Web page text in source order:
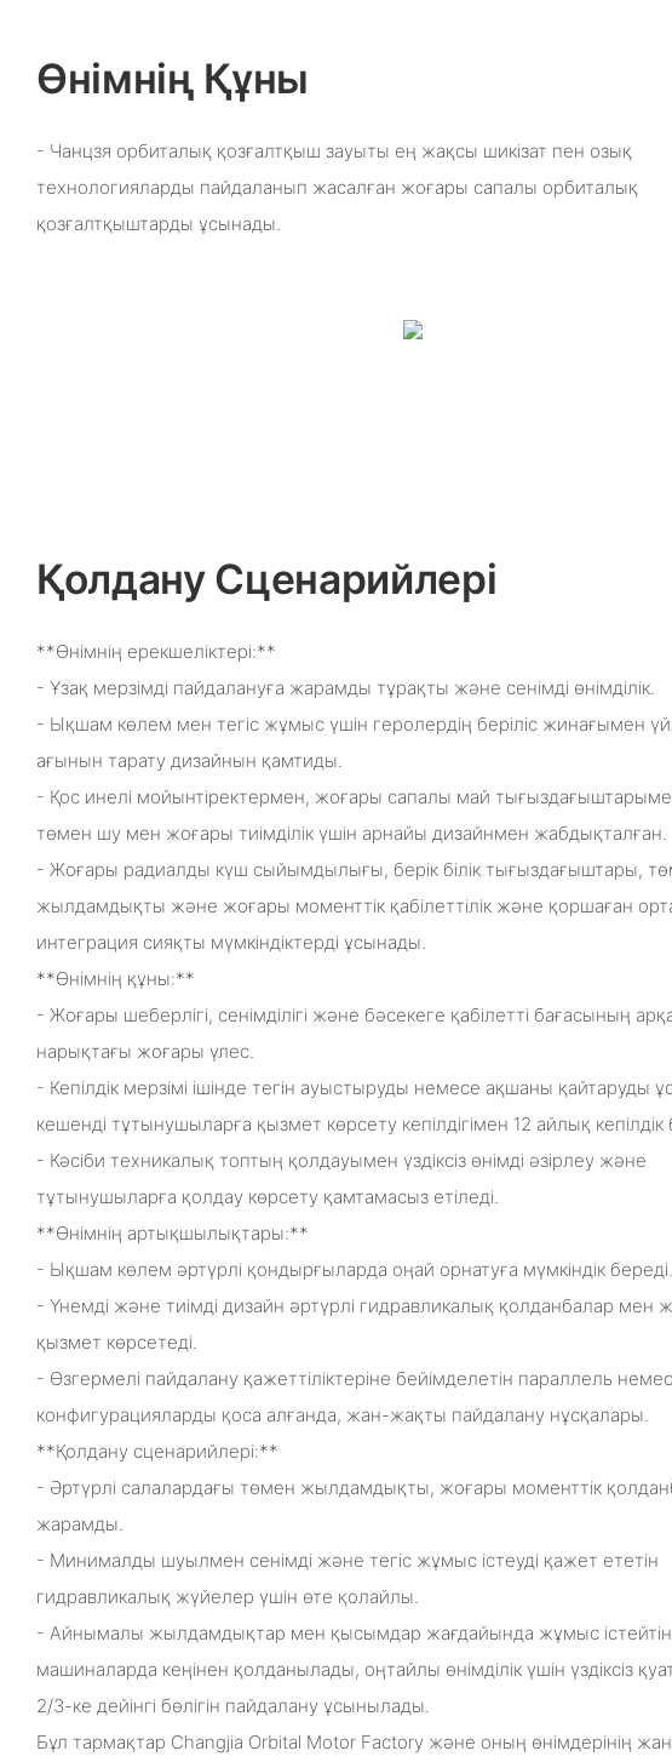
Өнімнің Құны
- Чанцзя орбиталық қозғалтқыш зауыты ең жақсы шикізат пен озық
технологияларды пайдаланып жасалған жоғары сапалы орбиталық
қозғалтқыштарды ұсынады.
Қолдану Сценарийлері
**Өнімнің ерекшеліктері:**
- Ұзақ мерзімді пайдалануға жарамды тұрақты және сенімді өнімділік.
- Ықшам көлем мен тегіс жұмыс үшін геролердің беріліс жинағымен
ағынын тарату дизайнын қамтиды.
- Қос инелі мойынтіректермен, жоғары сапалы май
төмен шу мен жоғары тиімділік үшін арнайы дизайнмен жабдықталған.
- Жоғары радиалды күш сыйымдылығы, берік білік тығыздағыштары,
жылдамдықты және жоғары моменттік қабілеттілік және қоршаған
интеграция сияқты мүмкіндіктерді ұсынады.
**Өнімнің құны:**
- Жоғары шеберлігі, сенімділігі және бәсекеге қабілетті бағасының
нарықтағы жоғары үлес.
- Кепілдік мерзімі ішінде тегін ауыстыруды немесе ақшаны қайтаруды
кешенді тұтынушыларға қызмет көрсету кепілдігімен 12 айлық кепілдік
- Кәсіби техникалық топтың қолдауымен үздіксіз өнімді әзірлеу және
тұтынушыларға қолдау көрсету қамтамасыз етіледі.
**Өнімнің артықшылықтары:**
- Ықшам көлем әртүрлі қондырғыларда оңай орнатуға мүмкіндік береді.
- Үнемді және тиімді дизайн әртүрлі гидравликалық қолданбалар мен
қызмет көрсетеді.
- Өзгермелі пайдалану қажеттіліктеріне бейімделетін параллель
конфигурацияларды қоса алғанда, жан-жақты пайдалану нұсқалары.
**Қолдану сценарийлері:**
- Әртүрлі салалардағы төмен жылдамдықты, жоғары моменттік
жарамды.
- Минималды шуылмен сенімді және тегіс жұмыс істеуді қажет ететін
гидравликалық жүйелер үшін өте қолайлы.
- Айнымалы жылдамдықтар мен қысымдар жағдайында жұмыс істейтін
машиналарда кеңінен қолданылады, оңтайлы өнімділік үшін үздіксіз
2/3-ке дейінгі бөлігін пайдалану ұсынылады.
Бұл тармақтар Changjia Orbital Motor Factory және оның өнімдерінің